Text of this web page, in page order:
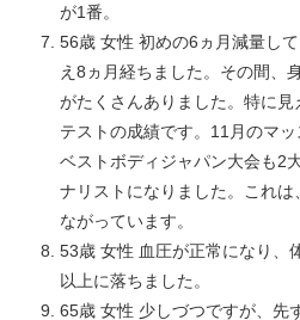
が1番。
56歳 女性 初めの6ヵ月減量し
え8ヵ月経ちました。その間、
がたくさんありました。特に
テストの成績です。11月のマッ
ベストボディジャパン大会も2
ナリストになりました。これ
ながっています。
53歳 女性 血圧が正常になり、
以上に落ちました。
65歳 女性 少しづつですが、先